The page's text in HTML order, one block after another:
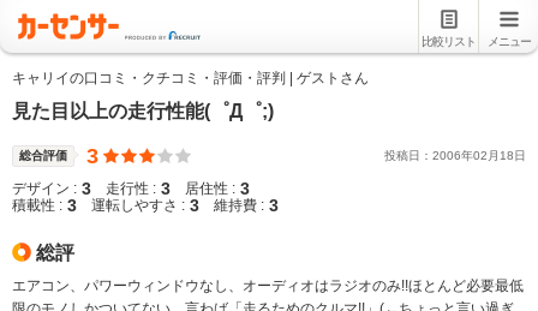
比較リスト メニュー
キャリイの口コミ・クチコミ・評価・評判 | ゲストさん
見た目以上の走行性能(゜Д゜;)
総合評価 3 投稿日： 2006年02 月 18日
デザイン : 3 走行性 : 3 居住性 : 3
積載性 : 3 運転しやすさ : 3 維持費 : 3
総評
エアコン、パワーウィンドウなし、オーディオはラジオのみ!!ほとんど必要最低